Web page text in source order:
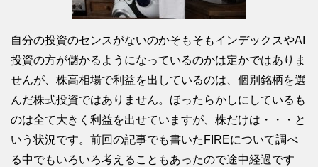
自分の投資のセンスがないのかそもそもインデックスやAI
投資の方が儲かるようになっているのかは定かではありま
せんが、株高相場で利益を出しているのは、個別銘柄を選
んだ株式投資ではありません。ほったらかしにしているも
のは全て大きく利益を出せていますが、株だけは・・・と
いう状況です。前回の記事でも書いたFIREについて調べ
る中でもいろいろ考えることもあったので途中経過です